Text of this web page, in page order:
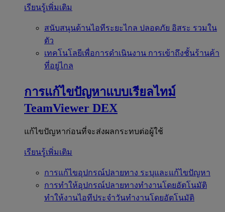
เรียนรู้เพิ่มเติม
สนับสนุนด้านไอทีระยะไกล ปลอดภัย อิสระ รวมใน
ตัว
เทคโนโลยีเพื่อการดำเนินงาน การเข้าถึงชั้นร้านค้า
ที่อยู่ไกล
การแก้ไขปัญหาแบบเรียลไทม์
TeamViewer DEX
แก้ไขปัญหาก่อนที่จะส่งผลกระทบต่อผู้ใช้
เรียนรู้เพิ่มเติม
การแก้ไขอุปกรณ์ปลายทาง ระบุและแก้ไขปัญหา
การทำให้อุปกรณ์ปลายทางทำงานโดยอัตโนมัติ
ทำให้งานไอทีประจำวันทำงานโดยอัตโนมัติ